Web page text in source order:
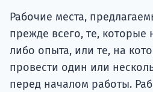
Рабочие места,
прежде всего, те, которые
либо опыта, или те, на
провести один или
перед началом работы.